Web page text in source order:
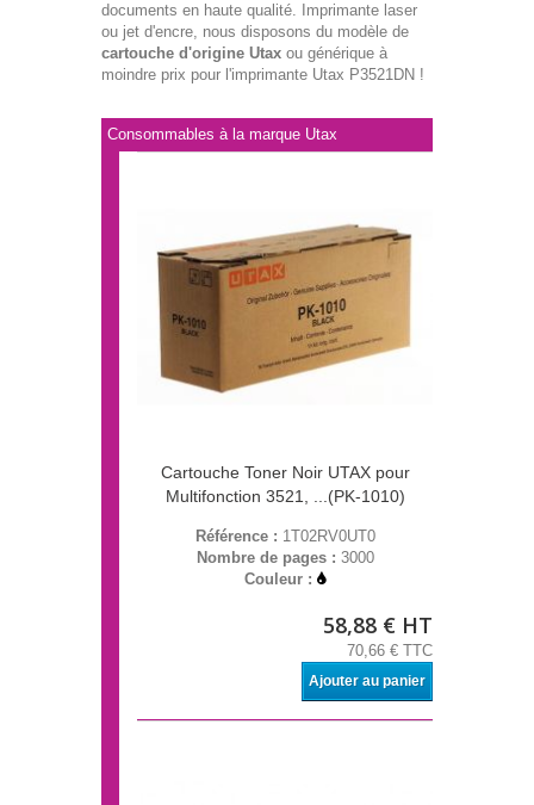
documents en haute qualité. Imprimante laser
ou jet d'encre, nous disposons du modèle de
cartouche d'origine Utax ou générique à
moindre prix pour l'imprimante Utax P3521DN !
Consommables à la marque Utax
Cartouche Toner Noir UTAX pour
Multifonction 3521, ...(PK-1010)
Référence : 1T02RV0UT0
Nombre de pages : 3000
Couleur :
58,88 € HT
70,66 € TTC
Ajouter au panier